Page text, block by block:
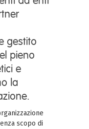
gestito
pieno
e
la
scopo di